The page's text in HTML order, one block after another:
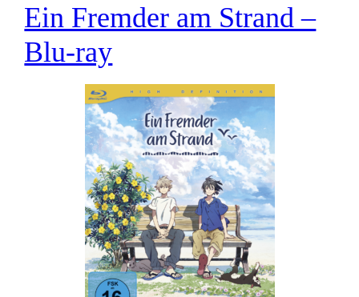
Ein Fremder am Strand –
Blu-ray